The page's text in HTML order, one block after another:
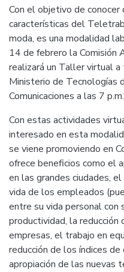
Con el objetivo de
características del
moda, es una modalidad
14 de febrero la Comisión
realizará un Taller virtual
Ministerio de Tecnologías
Comunicaciones a las 7 p.m.
Con estas actividades
interesado en esta
se viene promoviendo en
ofrece beneficios como el
en las grandes ciudades,
vida de los empleados
entre su vida personal con
productividad, la
empresas, el trabajo en
reducción de los índices
apropiación de las nuevas